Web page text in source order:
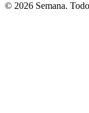
© 2026 Semana.